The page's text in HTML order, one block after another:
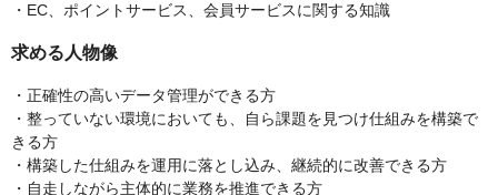
・EC、ポイントサービス、会員サービスに関する知識
求める人物像
・正確性の高いデータ管理ができる方
・整っていない環境においても、自ら課題を見つけ仕組みを構築で
きる方
・構築した仕組みを運用に落とし込み、継続的に改善できる方
・自走しながら主体的に業務を推進できる方